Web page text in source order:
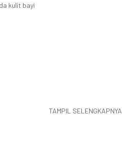
kulit bayi
TAMPIL SELENGKAPNYA